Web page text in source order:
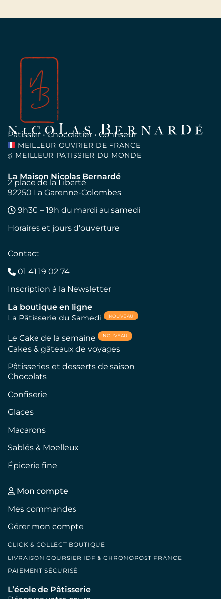
Pâtissier • Chocolatier • Confiseur
MEILLEUR OUVRIER DE FRANCE
🥇 MEILLEUR PATISSIER DU MONDE
La Maison Nicolas Bernardé
2 place de la Liberté
92250 La Garenne-Colombes
9h30 – 19h du mardi au samedi
Horaires et jours d’ouverture
Contact
01 41 19 02 74
Inscription à la Newsletter
La boutique en ligne
La Pâtisserie du Samedi
NOUVEAU
Le Cake de la semaine NOUVEAU
Cakes & gâteaux de voyages
Pâtisseries et desserts de saison
Chocolats
Confiserie
Glaces
Macarons
Sablés & Moelleux
Épicerie fine
Mon compte
Mes commandes
Gérer mon compte
CLICK & COLLECT BOUTIQUE
LIVRAISON COURSIER IDF & CHRONOPOST FRANCE
PAIEMENT SÉCURISÉ
L’école de Pâtisserie